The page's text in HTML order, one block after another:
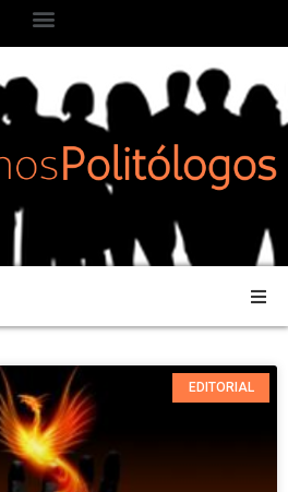
EDITORIAL